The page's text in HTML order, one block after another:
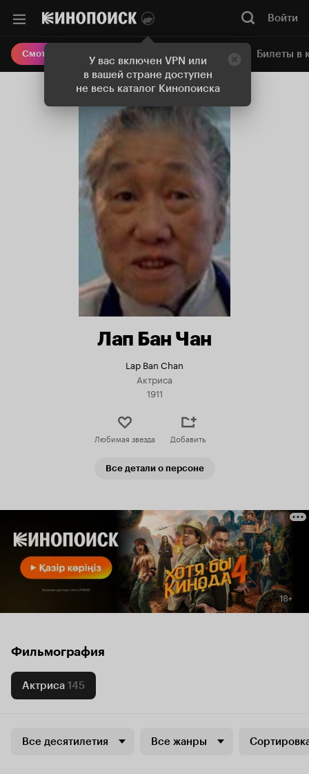
У вас включен VPN или
в вашей стране доступен
не весь каталог Кинопоиска
Войти
Смотреть кино Онлайн-кинотеатр Билеты в
Лап Бан Чан
Lap Ban Chan
Актриса
1911
Любимая звезда Добавить
Все детали о персоне
Фильмография
Актриса 145
Все десятилетия Все жанры